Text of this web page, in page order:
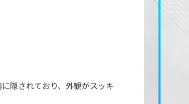
隠されており、外観がスッキ